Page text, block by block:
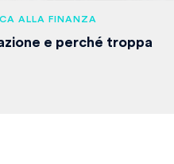
ALLA FINANZA
e perché troppa